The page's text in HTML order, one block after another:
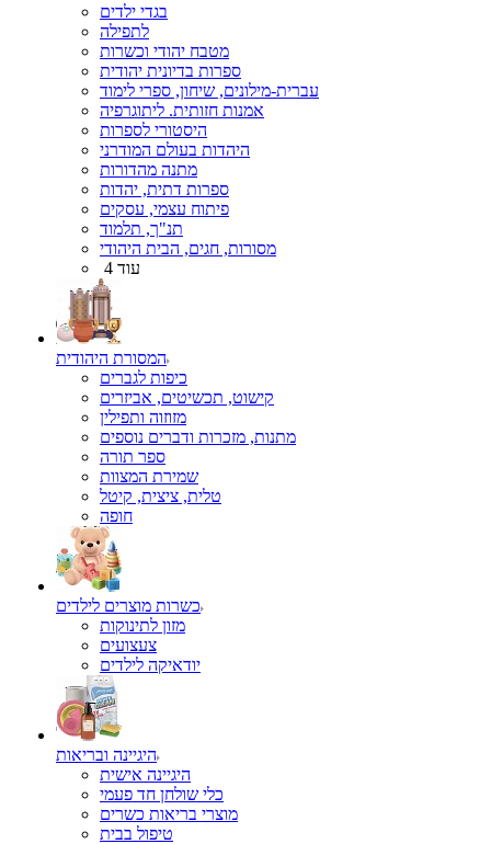
בגדי ילדים
לתפילה
מטבח יהודי וכשרות
ספרות בדיונית יהודית
עברית-מילונים, שיחון, ספרי לימוד
אמנות חזותית. ליתוגרפיה
היסטורי לספרות
היהדות בעולם המודרני
מתנה מהדורות
ספרות דתית, יהדות
פיתוח עצמי, עסקים
תנ"ך, תלמוד
מסורות, חגים, הבית היהודי
עוד 4
המסורת היהודית
כיפות לגברים
קישוט, תכשיטים, אביזרים
מזוזוה ותפילין
מתנות, מזכרות ודברים נוספים
ספר תורה
שמירת המצוות
טלית, ציצית, קיטל
כשרות מוצרים לילדים
מזון לתינוקות
צעצועים
יודאיקה לילדים
היגיינה ובריאות
היגיינה אישית
כלי שולחן חד פעמי
מוצרי בריאות כשרים
טיפול בבית